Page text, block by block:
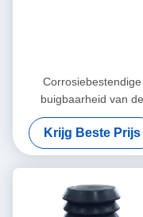
Corrosiebestendige
buigbaarheid van de
behuizing voor
toepassingen
Krijg Beste Prijs